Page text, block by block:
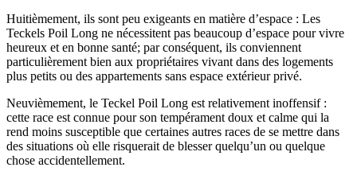
Huitièmement, ils sont peu exigeants en matière d’espace : Les
Teckels Poil Long ne nécessitent pas beaucoup d’espace pour vivre
heureux et en bonne santé; par conséquent, ils conviennent
particulièrement bien aux propriétaires vivant dans des logements
plus petits ou des appartements sans espace extérieur privé.
Neuvièmement, le Teckel Poil Long est relativement inoffensif :
cette race est connue pour son tempérament doux et calme qui la
rend moins susceptible que certaines autres races de se mettre dans
des situations où elle risquerait de blesser quelqu’un ou quelque
chose accidentellement.